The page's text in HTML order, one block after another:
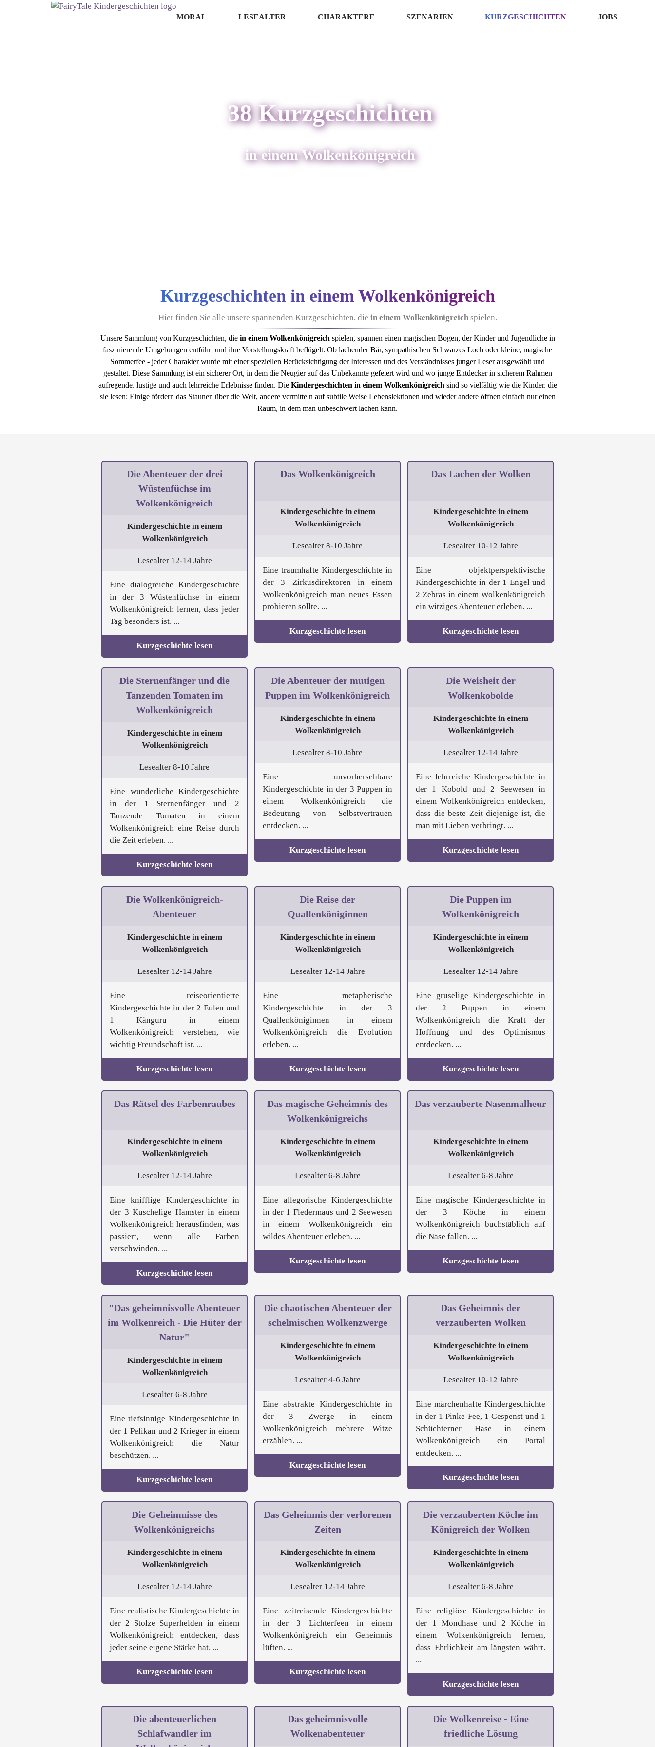
MORAL LESEALTER CHARAKTERE SZENARIEN KURZGESCHICHTEN JOBS
38 Kurzgeschichten
in einem Wolkenkönigreich
Kurzgeschichten in einem Wolkenkönigreich
Hier finden Sie alle unsere spannenden Kurzgeschichten, die in einem Wolkenkönigreichspielen.
Unsere Sammlung von Kurzgeschichten, die in einem Wolkenkönigreich spielen, spannen einen magischen Bogen, der Kinder und Jugendliche in
faszinierende Umgebungen entführt und ihre Vorstellungskraft beflügelt. Ob lachender Bär, sympathischen Schwarzes Loch oder kleine, magische
Sommerfee - jeder Charakter wurde mit einer speziellen Berücksichtigung der Interessen und des Verständnisses junger Leser ausgewählt und
gestaltet. Diese Sammlung ist ein sicherer Ort, in dem die Neugier auf das Unbekannte gefeiert wird und wo junge Entdecker in sicherem Rahmen
aufregende, lustige und auch lehrreiche Erlebnisse finden. Die Kindergeschichten in einem Wolkenkönigreich sind so vielfältig wie die Kinder, die
sie lesen: Einige fördern das Staunen über die Welt, andere vermitteln auf subtile Weise Lebenslektionen und wieder andere öffnen einfach nur einen
Raum, in dem man unbeschwert lachen kann.
Die Abenteuer der drei
Wüstenfüchse im
Wolkenkönigreich
Kindergeschichte in einem
Wolkenkönigreich
Lesealter 12-14 Jahre
Eine dialogreiche Kindergeschichte
in der 3 Wüstenfüchse in einem
Wolkenkönigreich lernen, dass jeder
Tag besonders ist. ...
Kurzgeschichte lesen
Das Wolkenkönigreich
Kindergeschichte in einem
Wolkenkönigreich
Lesealter 8-10 Jahre
Eine traumhafte Kindergeschichte in
der 3 Zirkusdirektoren in einem
Wolkenkönigreich man neues Essen
probieren sollte. ...
Kurzgeschichte lesen
Das Lachen der Wolken
Kindergeschichte in einem
Wolkenkönigreich
Lesealter 10-12 Jahre
Eine objektperspektivische
Kindergeschichte in der 1 Engel und
2 Zebras in einem Wolkenkönigreich
ein witziges Abenteuer erleben. ...
Kurzgeschichte lesen
Die Sternenfänger und die
Tanzenden Tomaten im
Wolkenkönigreich
Kindergeschichte in einem
Wolkenkönigreich
Lesealter 8-10 Jahre
Eine wunderliche Kindergeschichte
in der 1 Sternenfänger und 2
Tanzende Tomaten in einem
Wolkenkönigreich eine Reise durch
die Zeit erleben. ...
Kurzgeschichte lesen
Die Abenteuer der mutigen
Puppen im Wolkenkönigreich
Kindergeschichte in einem
Wolkenkönigreich
Lesealter 8-10 Jahre
Eine unvorhersehbare
Kindergeschichte in der 3 Puppen in
einem Wolkenkönigreich die
Bedeutung von Selbstvertrauen
entdecken. ...
Kurzgeschichte lesen
Die Weisheit der
Wolkenkobolde
Kindergeschichte in einem
Wolkenkönigreich
Lesealter 12-14 Jahre
Eine lehrreiche Kindergeschichte in
der 1 Kobold und 2 Seewesen in
einem Wolkenkönigreich entdecken,
dass die beste Zeit diejenige ist, die
man mit Lieben verbringt. ...
Kurzgeschichte lesen
Die Wolkenkönigreich-
Abenteuer
Kindergeschichte in einem
Wolkenkönigreich
Lesealter 12-14 Jahre
Eine reiseorientierte
Kindergeschichte in der 2 Eulen und
1 Känguru in einem
Wolkenkönigreich verstehen, wie
wichtig Freundschaft ist. ...
Kurzgeschichte lesen
Die Reise der
Quallenköniginnen
Kindergeschichte in einem
Wolkenkönigreich
Lesealter 12-14 Jahre
Eine metapherische
Kindergeschichte in der 3
Quallenköniginnen in einem
Wolkenkönigreich die Evolution
erleben. ...
Kurzgeschichte lesen
Die Puppen im
Wolkenkönigreich
Kindergeschichte in einem
Wolkenkönigreich
Lesealter 12-14 Jahre
Eine gruselige Kindergeschichte in
der 2 Puppen in einem
Wolkenkönigreich die Kraft der
Hoffnung und des Optimismus
entdecken. ...
Kurzgeschichte lesen
Das Rätsel des Farbenraubes
Kindergeschichte in einem
Wolkenkönigreich
Lesealter 12-14 Jahre
Eine knifflige Kindergeschichte in
der 3 Kuschelige Hamster in einem
Wolkenkönigreich herausfinden, was
passiert, wenn alle Farben
verschwinden. ...
Kurzgeschichte lesen
Das magische Geheimnis des
Wolkenkönigreichs
Kindergeschichte in einem
Wolkenkönigreich
Lesealter 6-8 Jahre
Eine allegorische Kindergeschichte
in der 1 Fledermaus und 2 Seewesen
in einem Wolkenkönigreich ein
wildes Abenteuer erleben. ...
Kurzgeschichte lesen
Das verzauberte Nasenmalheur
Kindergeschichte in einem
Wolkenkönigreich
Lesealter 6-8 Jahre
Eine magische Kindergeschichte in
der 3 Köche in einem
Wolkenkönigreich buchstäblich auf
die Nase fallen. ...
Kurzgeschichte lesen
"Das geheimnisvolle Abenteuer
im Wolkenreich - Die Hüter der
Natur"
Kindergeschichte in einem
Wolkenkönigreich
Lesealter 6-8 Jahre
Eine tiefsinnige Kindergeschichte in
der 1 Pelikan und 2 Krieger in einem
Wolkenkönigreich die Natur
beschützen. ...
Kurzgeschichte lesen
Die chaotischen Abenteuer der
schelmischen Wolkenzwerge
Kindergeschichte in einem
Wolkenkönigreich
Lesealter 4-6 Jahre
Eine abstrakte Kindergeschichte in
der 3 Zwerge in einem
Wolkenkönigreich mehrere Witze
erzählen. ...
Kurzgeschichte lesen
Das Geheimnis der
verzauberten Wolken
Kindergeschichte in einem
Wolkenkönigreich
Lesealter 10-12 Jahre
Eine märchenhafte Kindergeschichte
in der 1 Pinke Fee, 1 Gespenst und 1
Schüchterner Hase in einem
Wolkenkönigreich ein Portal
entdecken. ...
Kurzgeschichte lesen
Die Geheimnisse des
Wolkenkönigreichs
Kindergeschichte in einem
Wolkenkönigreich
Lesealter 12-14 Jahre
Eine realistische Kindergeschichte in
der 2 Stolze Superhelden in einem
Wolkenkönigreich entdecken, dass
jeder seine eigene Stärke hat. ...
Kurzgeschichte lesen
Das Geheimnis der verlorenen
Zeiten
Kindergeschichte in einem
Wolkenkönigreich
Lesealter 12-14 Jahre
Eine zeitreisende Kindergeschichte
in der 3 Lichterfeen in einem
Wolkenkönigreich ein Geheimnis
lüften. ...
Kurzgeschichte lesen
Die verzauberten Köche im
Königreich der Wolken
Kindergeschichte in einem
Wolkenkönigreich
Lesealter 6-8 Jahre
Eine religiöse Kindergeschichte in
der 1 Mondhase und 2 Köche in
einem Wolkenkönigreich lernen,
dass Ehrlichkeit am längsten währt.
...
Kurzgeschichte lesen
Die abenteuerlichen
Schlafwandler im
Das geheimnisvolle
Wolkenabenteuer
Die Wolkenreise - Eine
friedliche Lösung